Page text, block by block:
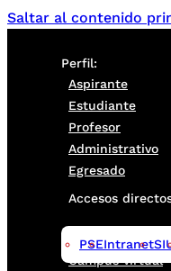
Saltar al contenido
Perfil:
Aspirante
Estudiante
Profesor
Administrativo
Egresado
Accesos
PSEIntranet
Campus virtual